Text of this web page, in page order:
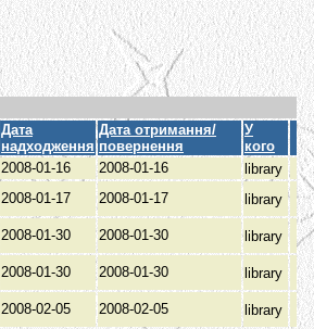
Дата
надходження
Дата отримання/
повернення
У
кого
2008-01-16 2008-01-16
library
2008-01-17 2008-01-17 library
2008-01-30 2008-01-30 library
2008-01-30 2008-01-30 library
2008-02-05 2008-02-05 library